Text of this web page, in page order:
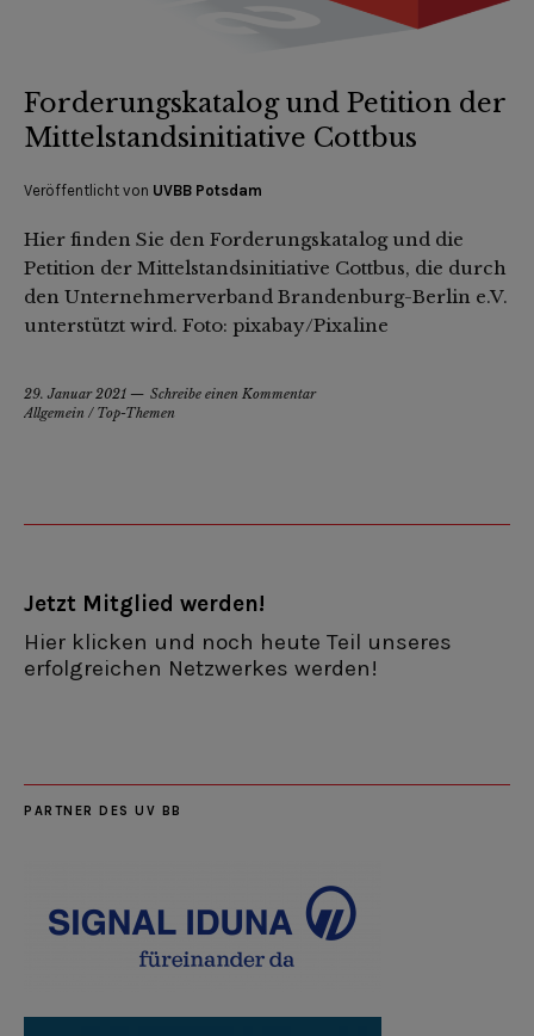
Forderungskatalog und Petition der
Mittelstandsinitiative Cottbus
Veröffentlicht von UVBB Potsdam
Hier finden Sie den Forderungskatalog und die
Petition der Mittelstandsinitiative Cottbus, die durch
den Unternehmerverband Brandenburg-Berlin e.V.
unterstützt wird. Foto: pixabay/Pixaline
29. Januar 2021
Schreibe einen Kommentar
Allgemein / Top-Themen
Jetzt Mitglied werden!
Hier klicken und noch heute Teil unseres
erfolgreichen Netzwerkes werden!
PARTNER DES UV BB